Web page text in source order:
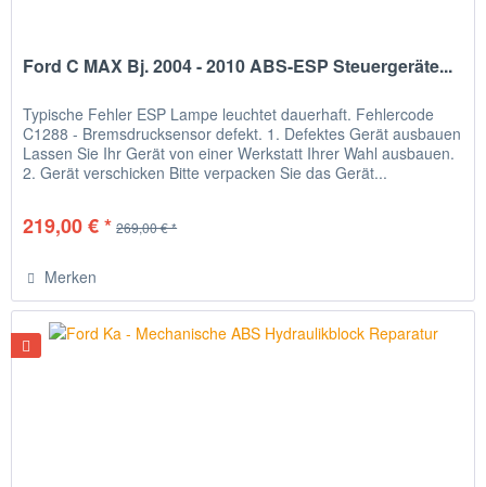
Ford C MAX Bj. 2004 - 2010 ABS-ESP Steuergeräte...
Typische Fehler ESP Lampe leuchtet dauerhaft. Fehlercode
C1288 - Bremsdrucksensor defekt. 1. Defektes Gerät ausbauen
Lassen Sie Ihr Gerät von einer Werkstatt Ihrer Wahl ausbauen.
2. Gerät verschicken Bitte verpacken Sie das Gerät...
219,00 € * 269,00 € *
Merken